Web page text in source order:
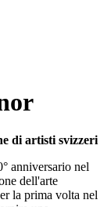
di artisti svizzeri
anniversario nel
dell'arte
la prima volta nel